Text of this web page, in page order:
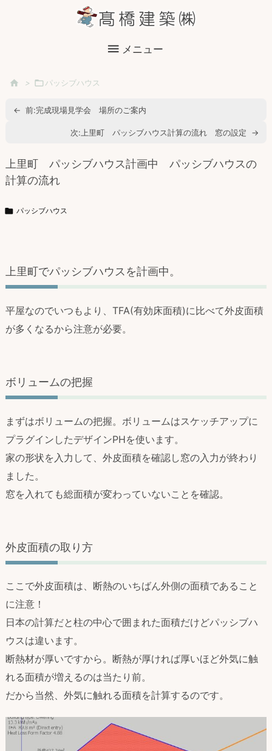
メニュー
 > パッシブハウス
← 前:完成現場見学会 場所のご案内
次: 上里町 パッシブハウス計算の流れ 窓の設定 →
上里町 パッシブハウス計画中 パッシブハウスの
計算の流れ
 パッシブハウス
上里町でパッシブハウスを計画中。
平屋なのでいつもより、TFA(有効床面積)に比べて外皮面積
が多くなるから注意が必要。
ボリュームの把握
まずはボリュームの把握。ボリュームはスケッチアップに
プラグインしたデザインPHを使います。
家の形状を入力して、外皮面積を確認し窓の入力が終わり
ました。
窓を入れても総面積が変わっていないことを確認。
外皮面積の取り方
ここで外皮面積は、断熱のいちばん外側の面積であること
に注意！
日本の計算だと柱の中心で囲まれた面積だけどパッシブハ
ウスは違います。
断熱材が厚いですから。断熱が厚ければ厚いほど外気に触
れる面積が増えるのは当たり前。
だから当然、外気に触れる面積を計算するのです。